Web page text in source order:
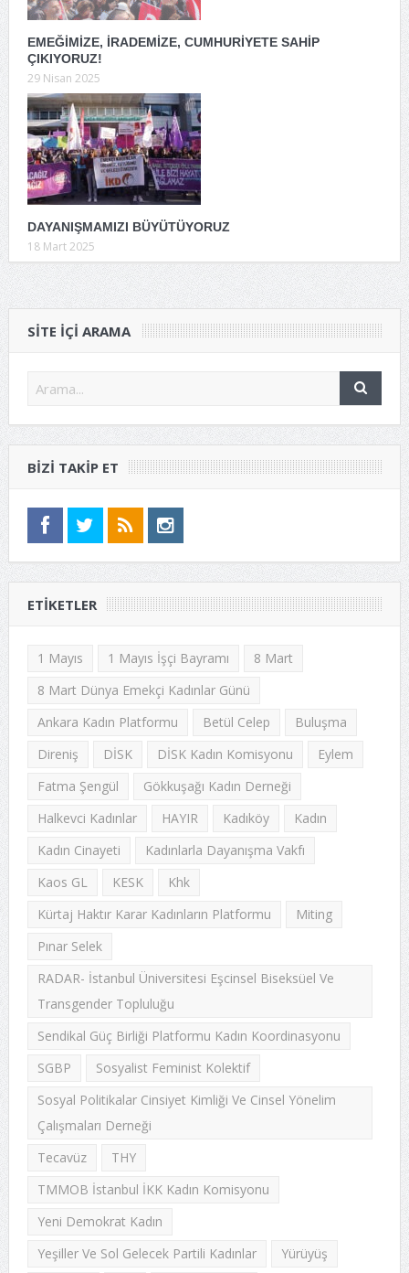
EMEĞİMİZE, İRADEMİZE, CUMHURİYETE SAHİP
ÇIKIYORUZ!
29 Nisan 2025
DAYANIŞMAMIZI BÜYÜTÜYORUZ
18 Mart 2025
SITE IÇI ARAMA
BIZI TAKIP ET
ETIKETLER
1 Mayıs 1 Mayıs İşçi Bayramı
8 Mart
8 Mart Dünya Emekçi Kadınlar Günü
Ankara Kadın Platformu
Betül Celep
Buluşma
Direniş
DİSK DİSK Kadın Komisyonu
Eylem
Fatma Şengül
Gökkuşağı Kadın Derneği
Halkevci Kadınlar
HAYIR Kadıköy
Kadın
Kadın Cinayeti
Kadınlarla Dayanışma Vakfı
Kaos GL
KESK
Khk
Kürtaj Haktır Karar Kadınların Platformu
Miting
Pınar Selek
RADAR- İstanbul Üniversitesi Eşcinsel Biseksüel Ve
Transgender Topluluğu
Sendikal Güç Birliği Platformu Kadın Koordinasyonu
SGBP
Sosyalist Feminist Kolektif
Sosyal Politikalar Cinsiyet Kimliği Ve Cinsel Yönelim
Çalışmaları Derneği
Tecavüz
THY
TMMOB İstanbul İKK Kadın Komisyonu
Yeni Demokrat Kadın
Yeşiller Ve Sol Gelecek Partili Kadınlar
Yürüyüş